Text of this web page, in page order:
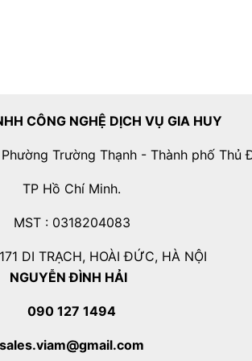
CÔNG NGHỆ DỊCH VỤ GIA HUY
Trường Thạnh - Thành phố Thủ
TP Hồ Chí Minh.
MST : 0318204083
DI TRẠCH, HOÀI ĐỨC, HÀ NỘI
NGUYỄN ĐÌNH HẢI
090 127 1494
sales.viam@gmail.com